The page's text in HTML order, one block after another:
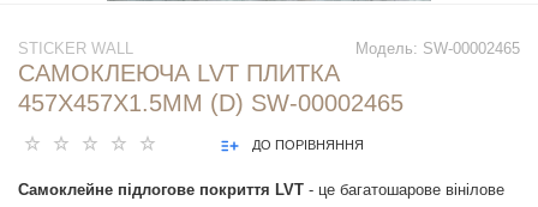
Модель: SW-00002465
STICKER WALL
САМОКЛЕЮЧА LVT ПЛИТКА
457Х457Х1.5ММ (D) SW-00002465
ДО ПОРІВНЯННЯ
Самоклейне підлогове покриття LVT - це багатошарове вінілове